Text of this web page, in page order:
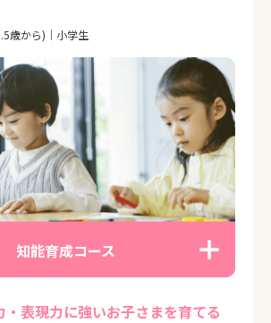
歳から)｜小学生
知能育成コース
・表現力に強いお子さまを育てる